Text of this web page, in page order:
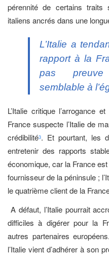
pérennité de certains traits
italiens ancrés dans une
L’Italie a
rapport à la
pas preuve
semblable à
L’Italie critique l’arrogance
France suspecte l’Italie de
crédibilité3. Et pourtant, les
entretenir des rapports
économique, car la France
fournisseur de la péninsule ;
le quatrième client de la
A défaut, l’Italie pourrait
difficiles à digérer pour la
autres partenaires
l’Italie vient d’adhérer à son